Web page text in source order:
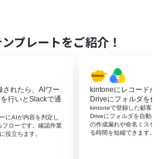
を選択し、「ステータスが更新
起動）」というアクションを設定す
ョンでLINE公式アカウントの「テキ
信」アクションを設定し、通知したい
録する
プレートをご紹介！
されたら、AIワー
行いとSlackで通
にAIが内容を判定し
フローです。確認作業
役立ちます。
kintoneにレコードが
Driveにフォルダを作成
kintoneで登録した顧客・
Driveにフォルダを自動生
の作成漏れや命名ミスを抑
る時間を短縮できます。